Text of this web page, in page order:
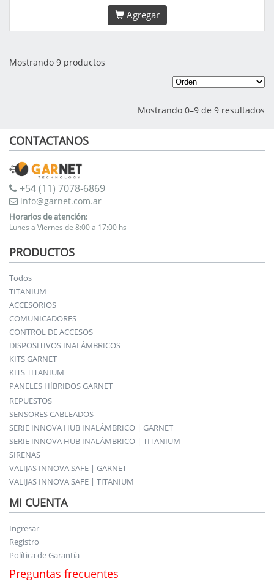
Agregar
Mostrando 9 productos
Mostrando 0–9 de 9 resultados
CONTACTANOS
+54 (11) 7078-6869
info@garnet.com.ar
Horarios de atención:
Lunes a Viernes de 8:00 a 17:00 hs
PRODUCTOS
Todos
TITANIUM
ACCESORIOS
COMUNICADORES
CONTROL DE ACCESOS
DISPOSITIVOS INALÁMBRICOS
KITS GARNET
KITS TITANIUM
PANELES HÍBRIDOS GARNET
REPUESTOS
SENSORES CABLEADOS
SERIE INNOVA HUB INALÁMBRICO | GARNET
SERIE INNOVA HUB INALÁMBRICO | TITANIUM
SIRENAS
VALIJAS INNOVA SAFE | GARNET
VALIJAS INNOVA SAFE | TITANIUM
MI CUENTA
Ingresar
Registro
Política de Garantía
Preguntas frecuentes